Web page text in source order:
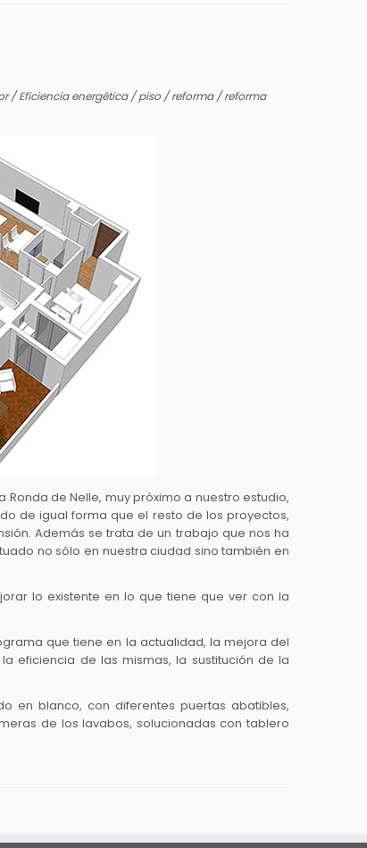
/Eficiencia energética/piso /reforma/reforma
de Nelle, muy próximo a nuestro estudio,
de igual forma que el resto de los proyectos,
Además se trata de un trabajo que nos ha
no sólo en nuestra ciudad sino también en
lo existente en lo que tiene que ver con la
que tiene en la actualidad, la mejora del
eficiencia de las mismas, la sustitución de la
en blanco, con diferentes puertas abatibles,
de los lavabos, solucionadas con tablero